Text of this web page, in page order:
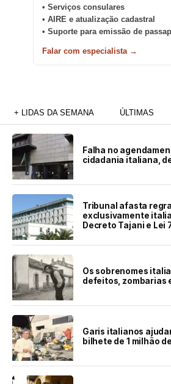
• Serviços consulares
• AIRE e atualização cadastral
• Suporte para emissão de
Falar com especialista →
+ LIDAS DA SEMANA ÚLTIMAS
Falha no
cidadania italiana,
Tribunal afasta
exclusivamente
Decreto Tajani e Lei
Os sobrenomes
defeitos, zombarias
Garis italianos
bilhete de 1 milhão